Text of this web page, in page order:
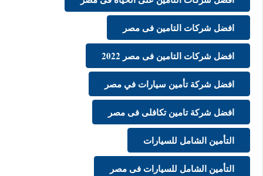
افضل شركات التامين فى مصر
افضل شركات التامين فى مصر 2022
افضل شركة تأمين سيارات في مصر
افضل شركة تامين تكافلى فى مصر
التأمين الشامل للسيارات
التأمين الشامل للسيارات فى مصر